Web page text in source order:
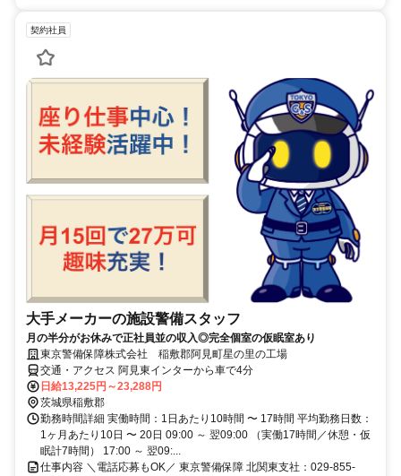
契約社員
大手メーカーの施設警備スタッフ
月の半分がお休みで正社員並の収入◎完全個室の仮眠室あり
東京警備保障株式会社 稲敷郡阿見町星の里の工場
交通・アクセス 阿見東インターから車で4分
日給13,225円～23,288円
茨城県稲敷郡
勤務時間詳細 実働時間：1日あたり10時間 〜 17時間 平均勤務日数：
1ヶ月あたり10日 〜 20日 09:00 ～ 翌09:00 （実働17時間／休憩・仮
眠計7時間） 17:00 ～ 翌09:...
仕事内容 ＼電話応募もOK／ 東京警備保障 北関東支社：029-855-